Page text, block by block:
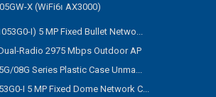
X (WiFi6၊ AX3000)
I) 5 MP Fixed Bullet Netwo...
Radio 2975 Mbps Outdoor AP
08G Series Plastic Case Unma...
I 5 MP Fixed Dome Network C...